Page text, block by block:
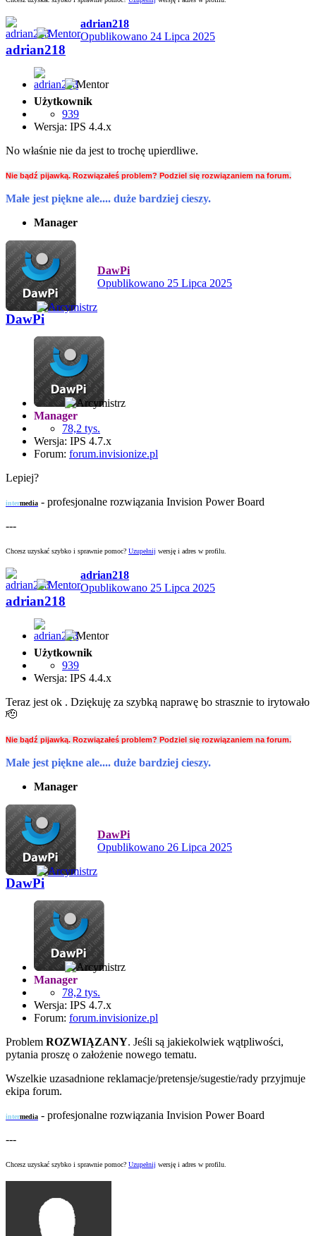
adrian218
Opublikowano 24 Lipca 2025
adrian218
Użytkownik
939
Wersja: IPS 4.4.x
No właśnie nie da jest to trochę upierdliwe.
Nie bądź pijawką. Rozwiązałeś problem? Podziel się rozwiązaniem na forum.
Małe jest piękne ale.... duże bardziej cieszy.
Manager
DawPi
Opublikowano 25 Lipca 2025
DawPi
Manager
78,2 tys.
Wersja: IPS 4.7.x
Forum: forum.invisionize.pl
Lepiej?
intermedia - profesjonalne rozwiązania Invision Power Board
---
Chcesz uzyskać szybko i sprawnie pomoc? Uzupełnij wersję i adres w profilu.
adrian218
Opublikowano 25 Lipca 2025
adrian218
Użytkownik
939
Wersja: IPS 4.4.x
Teraz jest ok . Dziękuję za szybką naprawę bo strasznie to irytowało
🫡
Nie bądź pijawką. Rozwiązałeś problem? Podziel się rozwiązaniem na forum.
Małe jest piękne ale.... duże bardziej cieszy.
Manager
DawPi
Opublikowano 26 Lipca 2025
DawPi
Manager
78,2 tys.
Wersja: IPS 4.7.x
Forum: forum.invisionize.pl
Problem ROZWIĄZANY. Jeśli są jakiekolwiek wątpliwości,
pytania proszę o założenie nowego tematu.
Wszelkie uzasadnione reklamacje/pretensje/sugestie/rady przyjmuje
ekipa forum.
intermedia - profesjonalne rozwiązania Invision Power Board
---
Chcesz uzyskać szybko i sprawnie pomoc? Uzupełnij wersję i adres w profilu.